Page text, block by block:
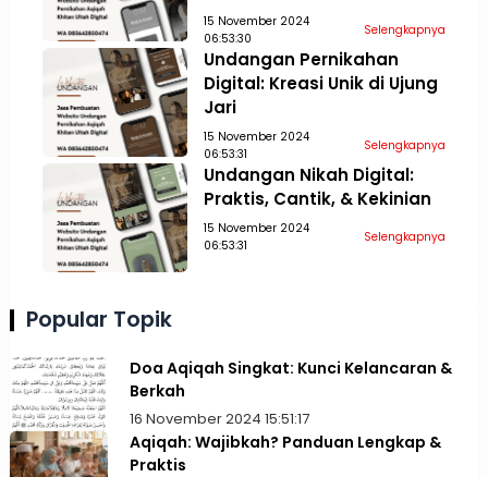
15 November 2024
06:53:30
Selengkapnya
Undangan Pernikahan
Digital: Kreasi Unik di Ujung
Jari
15 November 2024
06:53:31
Selengkapnya
Undangan Nikah Digital:
Praktis, Cantik, & Kekinian
15 November 2024
06:53:31
Selengkapnya
Popular Topik
Doa Aqiqah Singkat: Kunci Kelancaran &
Berkah
16 November 2024 15:51:17
Aqiqah: Wajibkah? Panduan Lengkap &
Praktis